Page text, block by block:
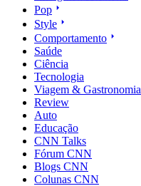
Pop
Style
Comportamento
Saúde
Ciência
Tecnologia
Viagem & Gastronomia
Review
Auto
Educação
CNN Talks
Fórum CNN
Blogs CNN
Colunas CNN